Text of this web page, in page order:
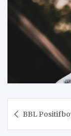
de BBL